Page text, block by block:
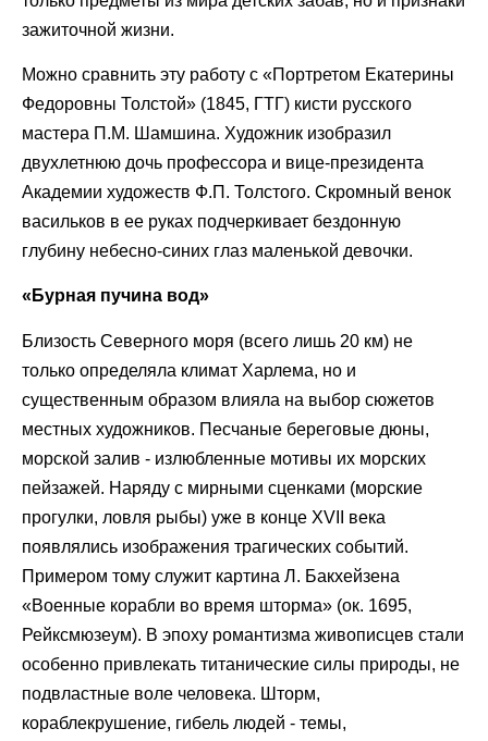
зажиточной жизни.
Можно сравнить эту работу с «Портретом Екатерины
Федоровны Толстой» (1845, ГТГ) кисти русского
мастера П.М. Шамшина. Художник изобразил
двухлетнюю дочь профессора и вице-президента
Академии художеств Ф.П. Толстого. Скромный венок
васильков в ее руках подчеркивает бездонную
глубину небесно-синих глаз маленькой девочки.
«Бурная пучина вод»
Близость Северного моря (всего лишь 20 км) не
только определяла климат Харлема, но и
существенным образом влияла на выбор сюжетов
местных художников. Песчаные береговые дюны,
морской залив - излюбленные мотивы их морских
пейзажей. Наряду с мирными сценками (морские
прогулки, ловля рыбы) уже в конце XVII века
появлялись изображения трагических событий.
Примером тому служит картина Л. Бакхейзена
«Военные корабли во время шторма» (ок. 1695,
Рейксмюзеум). В эпоху романтизма живописцев стали
особенно привлекать титанические силы природы, не
подвластные воле человека. Шторм,
кораблекрушение, гибель людей - темы,